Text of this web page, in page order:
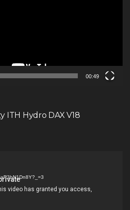
00:49
ITH Hydro DAX V18